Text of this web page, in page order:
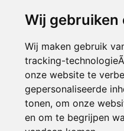
Wij gebruiken
Wij maken gebruik
tracking-
onze website te
gepersonaliseerde
tonen, om onze
en om te begrijpen